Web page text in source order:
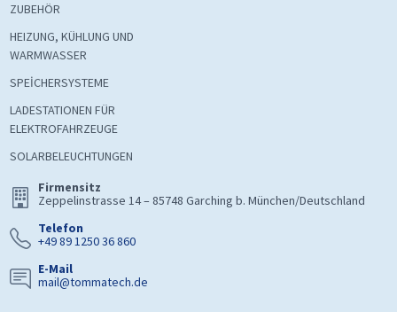
ZUBEHÖR
HEIZUNG, KÜHLUNG UND
WARMWASSER
SPEİCHERSYSTEME
LADESTATIONEN FÜR
ELEKTROFAHRZEUGE
SOLARBELEUCHTUNGEN
Firmensitz
Zeppelinstrasse 14 – 85748 Garching b. München/Deutschland
Telefon
+49 89 1250 36 860
E-Mail
mail@tommatech.de